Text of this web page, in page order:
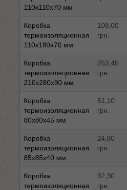
110x110x70 мм
Коробка
термоизоляционная
110x180x70 мм
108,00
грн.
Коробка
термоизоляционная
210x280x90 мм
263,45
грн.
Коробка
термоизоляционная
80x80x45 мм
51,10
грн.
Коробка
термоизоляционная
85x85x40 мм
24,80
грн.
Коробка
термоизоляционная
32,30
грн.